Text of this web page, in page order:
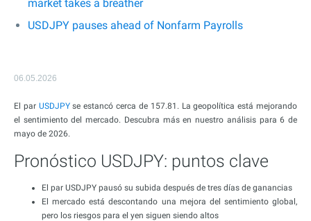
market takes a breather
USDJPY pauses ahead of Nonfarm Payrolls
06.05.2026
El par USDJPYse estancó cerca de 157.81. La geopolítica está mejorando
el sentimiento del mercado. Descubra más en nuestro análisis para 6 de
mayo de 2026.
Pronóstico USDJPY: puntos clave
El par USDJPY pausó su subida después de tres días de ganancias
El mercado está descontando una mejora del sentimiento global,
pero los riesgos para el yen siguen siendo altos